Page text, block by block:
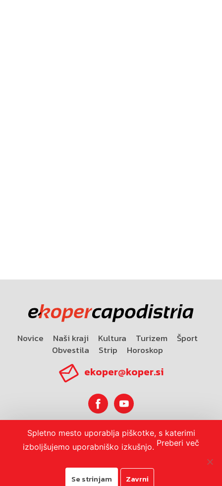
Novice Naši kraji Kultura Turizem
Šport
Obvestila
Strip Horoskop
ekoper@koper.si
Horoskop
Spletno mesto uporablja piškotke, s katerimi
izboljšujemo uporabniško izkušnjo. Preberi več
Se strinjam Zavrni